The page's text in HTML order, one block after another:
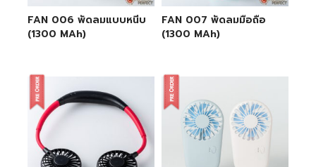
FAN 006 พัดลมแบบหนีบ
(1300 MAh)
FAN 007 พัดลมมือถือ
(1300 MAh)